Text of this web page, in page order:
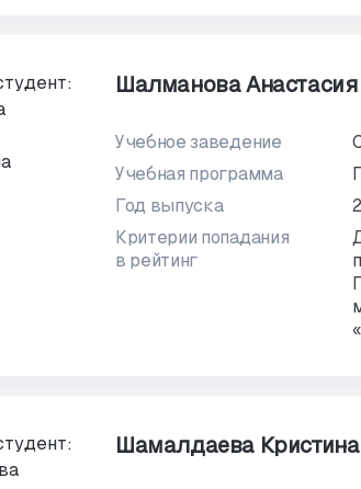
Шалманова Анастасия
Учебное заведение
Учебная программа
Год выпуска
Критерии попадания
в рейтинг
Шамалдаева